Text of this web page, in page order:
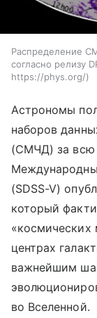
Распределение
согласно релизу
https://phys.org/
Астрономы
наборов
(СМЧД) за всю
(SDSS-V)
который
центрах
важнейшим
во Вселенной.